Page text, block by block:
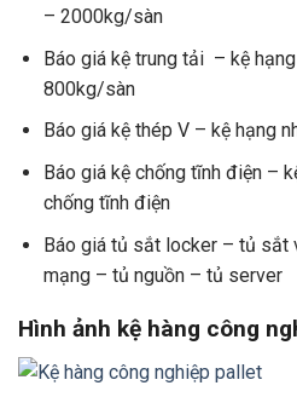
– 2000kg/sàn
Báo giá kệ trung tải – kệ
800kg/sàn
Báo giá kệ thép V – kệ hạng
Báo giá kệ chống tĩnh điện –
chống tĩnh điện
Báo giá tủ sắt locker – tủ sắt
mạng – tủ nguồn – tủ server
Hình ảnh kệ hàng công